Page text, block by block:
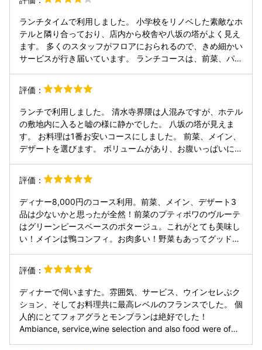
ンチコース】選べる前菜、Wメイン、デザート 全4品
8,800円 ・ワインペアリング 6,800円 前菜からデザートま
で、クラシックなフレンチをベースにしながらも全体的に軽
やかな構成。 ソースや火入れは非常に丁寧で、素材の持ち味
をしっかり感じられる料理でした。 魚料理は繊細にまとめら
れており、肉料理は旨みをしっかり引き出した王道フレンチ
した。 ワインペアリングは、Maison Duval-Leroyのシャン
い料理に合うワインばかりでした。ぜひペアリングをお勧め
したいです。 空間やサービスも含め、ホテルダイニングらし
い落ち着きがあり、京都観光や特別な日の食事にも使いやす
い一軒だと思います。 クラシックなフレンチの技法を軸にし
ながら、京都らしい空気感の中で楽しめるレストランでし
た。
ランチタイムで利用しました。 小学校をリノベした素敵なホ
テルと隣り合っており、店内から校舎や八坂の塔がよく見え
ます。 多くのスタッフがフロアにおられるので、きめ細かい
サービスが行き届いています。 ランチコースは、前菜、パ
中から選ぶことができます。ソースの味付けが確りしてお
り、いずれの料理もとても美味しいです。 同伴者がオーダー
したフォアグラの前菜は想像してたよりフォアグラの量が多
くて、胸焼け気味でした。
評価：
ランチで利用しました。 清水寺界隈は人混みですが、ホテル
の敷地内に入ると嘘の様に静かでした。 八坂の塔が見えま
す。 お料理は1番お安いコースにしました。 前菜、メイン、
デザートを選びます。 ボリュームがあり、お腹いっぱいにな
評価：
ディナー8,000円のコース利用。前菜、メイン、デザート3
品は少ないかと思ったが全然！前菜のプティポワのヴルーテ
はグリーンピースベースのポタージュ。これがとても美味し
い！メインは鴨コンフィ。お肉多い！野菜もあってグッド👍
はおかわり自由！紅茶とオマケのチーズシューみたいなのつ
いて大人男性でもお腹いっぱいに！ 雰囲気いいしまた来て別
の料理も食べてみたくなる。 PayPay可👍
評価：
ディナーで伺いますた。雰囲気、サービス、ウインセレぶク
ション、そしてお料理共に最高レベルのフランスでした。 個
人的にとてフォアグラとモンブランは絶好でした！
Ambiance, service,wine selection and also food were of